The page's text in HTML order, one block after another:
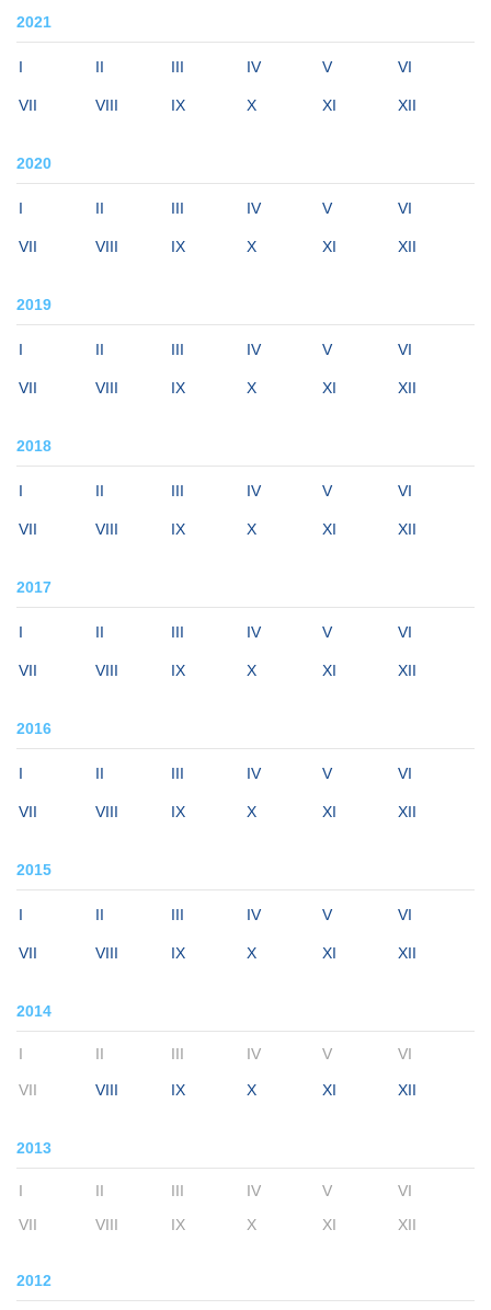
2021
I II III IV V VI
VII VIII IX X XI XII
2020
I II III IV V VI
VII VIII IX X XI XII
2019
I II III IV V VI
VII VIII IX X XI XII
2018
I II III IV V VI
VII VIII IX X XI XII
2017
I II III IV V VI
VII VIII IX X XI XII
2016
I II III IV V VI
VII VIII IX X XI XII
2015
I II III IV V VI
VII VIII IX X XI XII
2014
I II III IV V VI
VII VIII IX X XI XII
2013
I II III IV V
VI
VII
VIII IX X XI XII
2012